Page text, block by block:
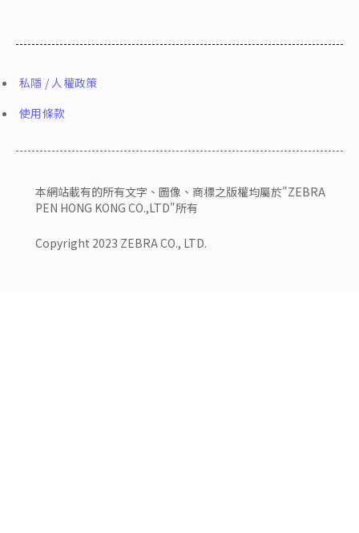
本網站載有的所有文字、圖像、商標之版權均屬於"ZEBRA
PEN HONG KONG CO.,LTD"所有
Copyright 2023 ZEBRA CO., LTD.
私隱 / 人權政策
使用條款